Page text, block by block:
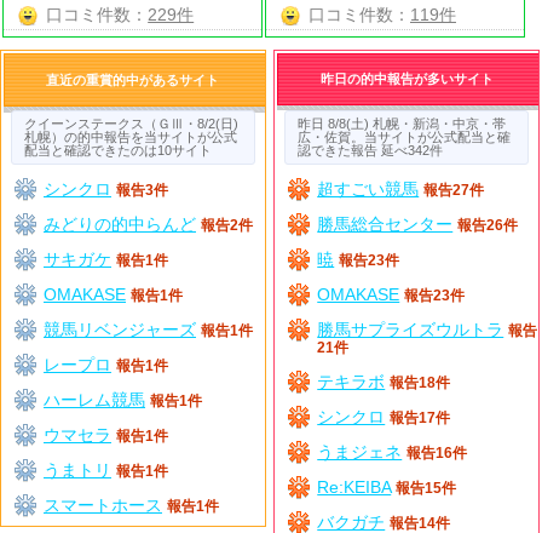
口コミ件数： 229件
口コミ件数： 119件
直近の重賞的中があるサイト
クイーンステークス（ＧⅢ・8/2(日)
札幌）の的中報告を当サイトが公式
配当と確認できたのは10サイト
シンクロ 報告3件
みどりの的中らんど 報告2件
サキガケ 報告1件
OMAKASE 報告1件
競馬リベンジャーズ 報告1件
レープロ 報告1件
ハーレム競馬 報告1件
ウマセラ 報告1件
うまトリ 報告1件
スマートホース 報告1件
昨日の的中報告が多いサイト
昨日 8/8(土) 札幌・新潟・中京・帯
広・佐賀。当サイトが公式配当と確
認できた報告 延べ342件
超すごい競馬 報告27件
勝馬総合センター 報告26件
暁 報告23件
OMAKASE 報告23件
勝馬サプライズウルトラ 報告
21件
テキラボ 報告18件
シンクロ 報告17件
うまジェネ 報告16件
Re:KEIBA 報告15件
バクガチ 報告14件